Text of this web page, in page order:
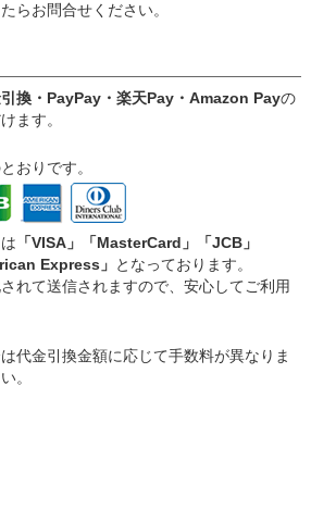
らお問合せください。
換・PayPay・楽天Pay・Amazon Payの
ます。
おりです。
「VISA」「MasterCard」「JCB」
Express」 となっております。
れて送信されますので、安心してご利用
代金引換金額に応じて手数料が異なりま
。